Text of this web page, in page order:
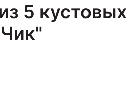
5 кустовых